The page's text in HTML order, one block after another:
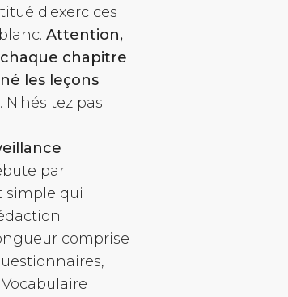
d'exercices
Attention,
chapitre
les leçons
. N'hésitez pas
par
simple qui
comprise